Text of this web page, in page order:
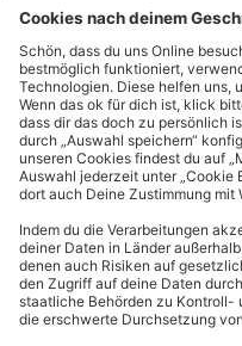
Kontakt
Cookie-Einstellungen
Kundeninformationen
ALDI Nord folgen